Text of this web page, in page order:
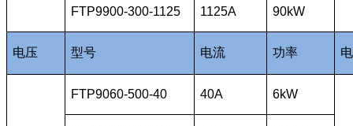
FTP9900-300-1125 1125A 90kW
电压 型号 电流 功率
FTP9060-500-40 40A 6kW